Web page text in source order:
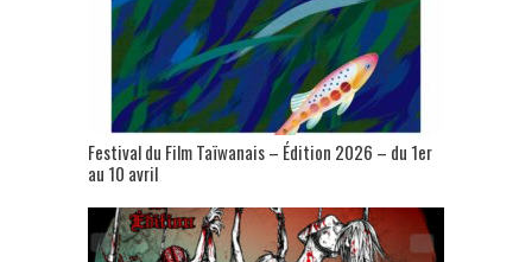
Festival du Film Taïwanais – Édition 2026 – du 1er
au 10 avril